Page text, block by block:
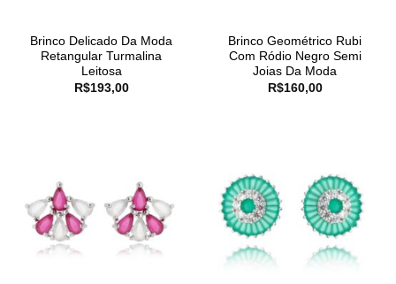
Brinco Delicado Da Moda
Retangular Turmalina
Leitosa
R$193,00
Brinco Geométrico Rubi
Com Ródio Negro Semi
Joias Da Moda
R$160,00